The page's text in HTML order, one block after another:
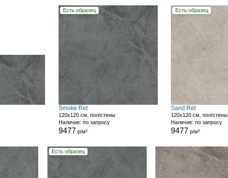
Есть образец
Smoke Ret
120x120 см, пол/стены
Наличие: по запросу
9477 р/м²
Есть образец
Sand Ret
120x120 см, пол/стены
Наличие: по запросу
9477 р/м²
Есть образец